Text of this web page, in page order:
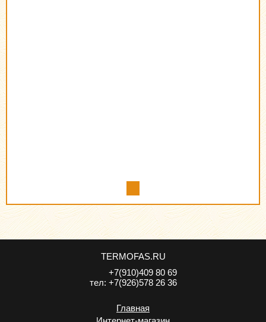
TERMOFAS.RU
тел:
+7(910)409 80 69
+7(926)578 26 36
Главная